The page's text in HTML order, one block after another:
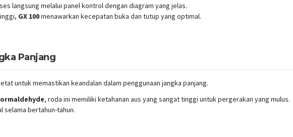
langsung melalui panel kontrol dengan diagram yang jelas.
GX 100menawarkan kecepatan buka dan tutup yang optimal.
Panjang
untuk memastikan keandalan dalam penggunaan jangka panjang.
, roda ini memiliki ketahanan aus yang sangat tinggi untuk pergerakan yang mulus.
selama bertahun-tahun.